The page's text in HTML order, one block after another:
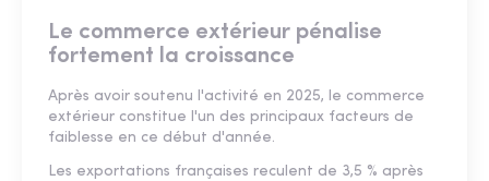
Le commerce extérieur pénalise
fortement la croissance
Après avoir soutenu l'activité en 2025, le commerce
extérieur constitue l'un des principaux facteurs de
faiblesse en ce début d'année.
Les exportations françaises reculent de 3,5 % après